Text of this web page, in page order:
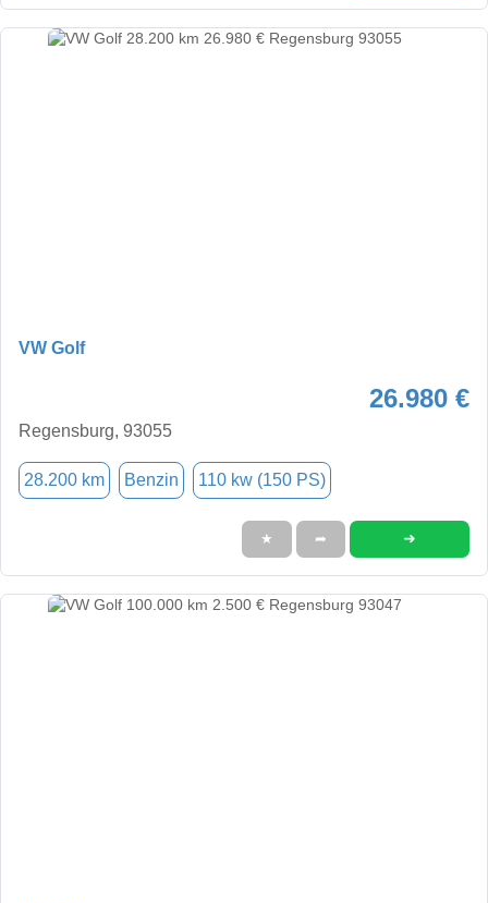
VW Golf
26.980 €
Regensburg, 93055
28.200 km Benzin 110 kw (150 PS)
★ ➦ ➜